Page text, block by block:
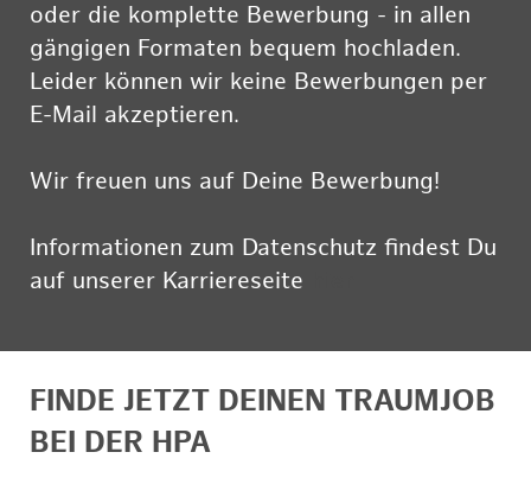
oder die komplette Bewerbung - in allen
gängigen Formaten bequem hochladen.
Leider können wir keine Bewerbungen per
E-Mail akzeptieren.
Wir freuen uns auf Deine Bewerbung!
Informationen zum Datenschutz findest Du
auf unserer Karriereseite
FINDE JETZT DEINEN TRAUMJOB
BEI DER HPA